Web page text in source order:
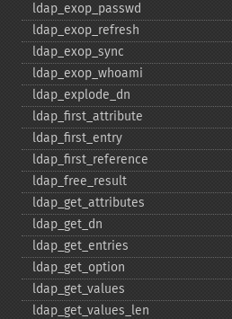
ldap_​exop_​passwd
ldap_​exop_​refresh
ldap_​exop_​sync
ldap_​exop_​whoami
ldap_​explode_​dn
ldap_​first_​attribute
ldap_​first_​entry
ldap_​first_​reference
ldap_​free_​result
ldap_​get_​attributes
ldap_​get_​dn
ldap_​get_​entries
ldap_​get_​option
ldap_​get_​values
ldap_​get_​values_​len